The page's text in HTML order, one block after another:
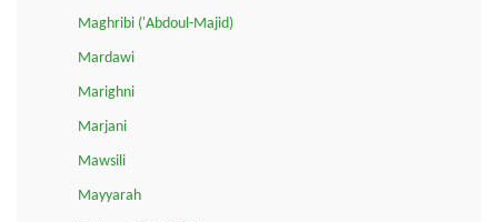
Maghribi ('Abdoul-Majid)
Mardawi
Marighni
Marjani
Mawsili
Mayyarah